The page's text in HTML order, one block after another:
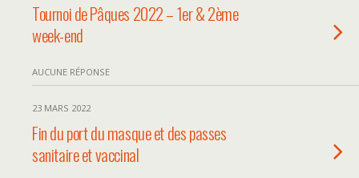
Tournoi de Pâques 2022 – 1er & 2ème
week-end
AUCUNE RÉPONSE
23 MARS 2022
Fin du port du masque et des passes
sanitaire et vaccinal